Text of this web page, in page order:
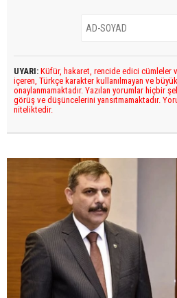
UYARI: Küfür, hakaret, rencide edici cümleler
içeren, Türkçe karakter kullanılmayan ve
onaylanmamaktadır. Yazılan yorumlar hiçbir
görüş ve düşüncelerini yansıtmamaktadır.
niteliktedir.